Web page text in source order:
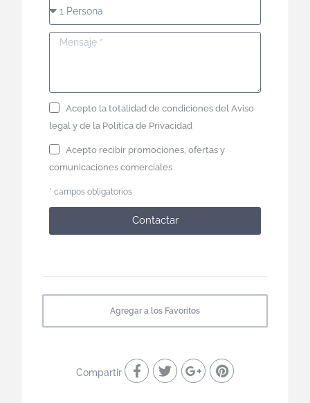
Acepto la totalidad de condiciones del Aviso
legal y de la Política de Privacidad
Acepto recibir promociones, ofertas y
comunicaciones comerciales
* campos obligatorios
Contactar
Agregar a los Favoritos
Compartir